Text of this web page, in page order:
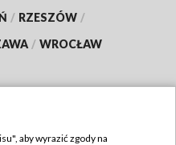
/ RZESZÓW /
/ WROCŁAW
aby wyrazić zgody na